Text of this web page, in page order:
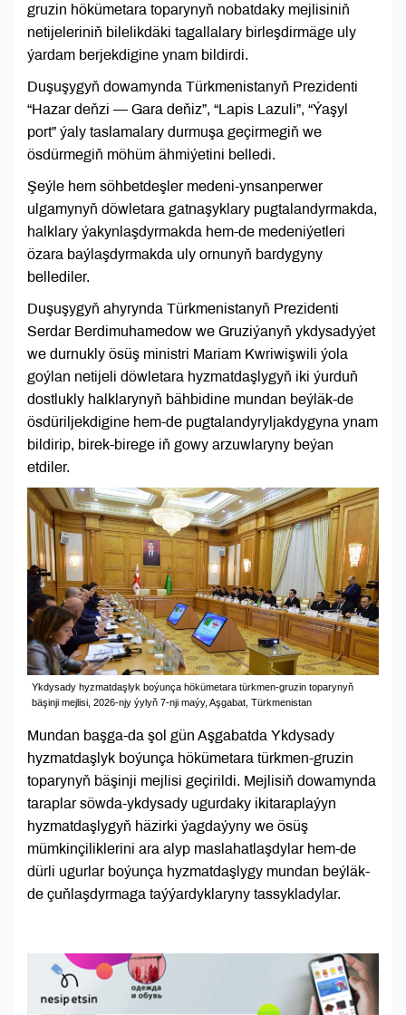
gruzin hökümetara toparynyň nobatdaky mejlisiniň
netijeleriniň bilelikdäki tagallalary birleşdirmäge uly
ýardam berjekdigine ynam bildirdi.
Duşuşygyň dowamynda Türkmenistanyň Prezidenti
“Hazar deňzi — Gara deňiz”, “Lapis Lazuli”, “Ýaşyl
port” ýaly taslamalary durmuşa geçirmegiň we
ösdürmegiň möhüm ähmiýetini belledi.
Şeýle hem söhbetdeşler medeni-ynsanperwer
ulgamynyň döwletara gatnaşyklary pugtalandyrmakda,
halklary ýakynlaşdyrmakda hem-de medeniýetleri
özara baýlaşdyrmakda uly ornunyň bardygyny
bellediler.
Duşuşygyň ahyrynda Türkmenistanyň Prezidenti
Serdar Berdimuhamedow we Gruziýanyň ykdysadyýet
we durnukly ösüş ministri Mariam Kwriwişwili ýola
goýlan netijeli döwletara hyzmatdaşlygyň iki ýurduň
dostlukly halklarynyň bähbidine mundan beýläk-de
ösdüriljekdigine hem-de pugtalandyryljakdygyna ynam
bildirip, birek-birege iň gowy arzuwlaryny beýan
etdiler.
Ykdysady hyzmatdaşlyk boýunça hökümetara türkmen-gruzin toparynyň
bäşinji mejlisi, 2026-njy ýylyň 7-nji maýy, Aşgabat, Türkmenistan
Mundan başga-da şol gün Aşgabatda Ykdysady
hyzmatdaşlyk boýunça hökümetara türkmen-gruzin
toparynyň bäşinji mejlisi geçirildi. Mejlisiň dowamynda
taraplar söwda-ykdysady ugurdaky ikitaraplaýyn
hyzmatdaşlygyň häzirki ýagdaýyny we ösüş
mümkinçiliklerini ara alyp maslahatlaşdylar hem-de
dürli ugurlar boýunça hyzmatdaşlygy mundan beýläk-
de çuňlaşdyrmaga taýýardyklaryny tassykladylar.